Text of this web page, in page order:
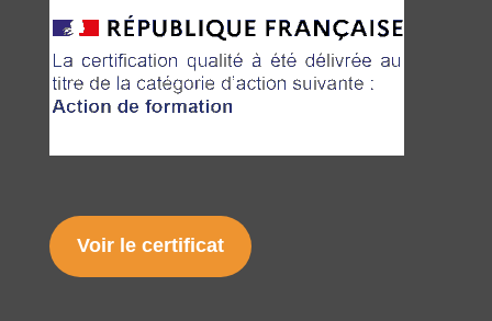
Voir le certificat